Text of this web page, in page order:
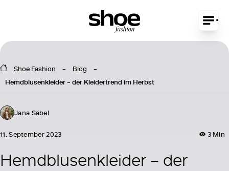
Shoe Fashion
Blog
Hemdblusenkleider – der Kleidertrend im Herbst
Jana Säbel
3 Min
11. September 2023
Hemdblusenkleider – der